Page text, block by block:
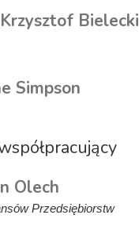
Bielecki
Simpson
Olech
Przedsiębiorstw